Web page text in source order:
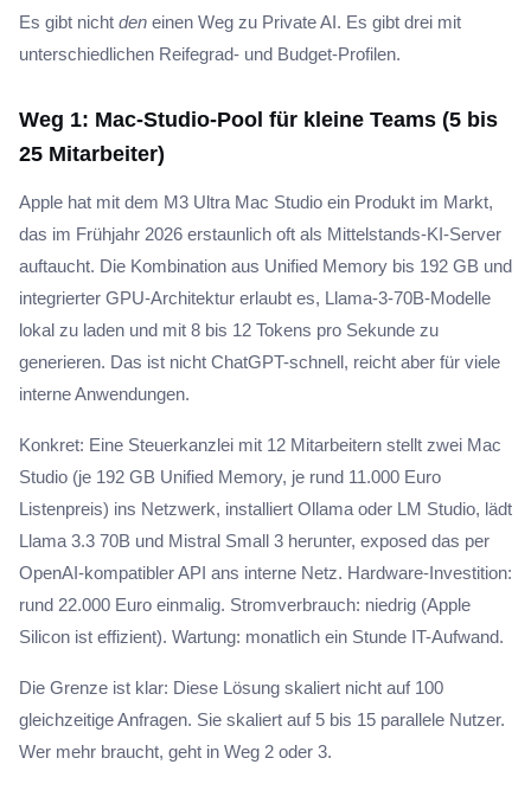
Es gibt nicht den einen Weg zu Private AI. Es gibt drei mit
unterschiedlichen Reifegrad- und Budget-Profilen.
Weg 1: Mac-Studio-Pool für kleine Teams (5 bis
25 Mitarbeiter)
Apple hat mit dem M3 Ultra Mac Studio ein Produkt im Markt,
das im Frühjahr 2026 erstaunlich oft als Mittelstands-KI-Server
auftaucht. Die Kombination aus Unified Memory bis 192 GB und
integrierter GPU-Architektur erlaubt es, Llama-3-70B-Modelle
lokal zu laden und mit 8 bis 12 Tokens pro Sekunde zu
generieren. Das ist nicht ChatGPT-schnell, reicht aber für viele
interne Anwendungen.
Konkret: Eine Steuerkanzlei mit 12 Mitarbeitern stellt zwei Mac
Studio (je 192 GB Unified Memory, je rund 11.000 Euro
Listenpreis) ins Netzwerk, installiert Ollama oder LM Studio, lädt
Llama 3.3 70B und Mistral Small 3 herunter, exposed das per
OpenAI-kompatibler API ans interne Netz. Hardware-Investition:
rund 22.000 Euro einmalig. Stromverbrauch: niedrig (Apple
Silicon ist effizient). Wartung: monatlich ein Stunde IT-Aufwand.
Die Grenze ist klar: Diese Lösung skaliert nicht auf 100
gleichzeitige Anfragen. Sie skaliert auf 5 bis 15 parallele Nutzer.
Wer mehr braucht, geht in Weg 2 oder 3.